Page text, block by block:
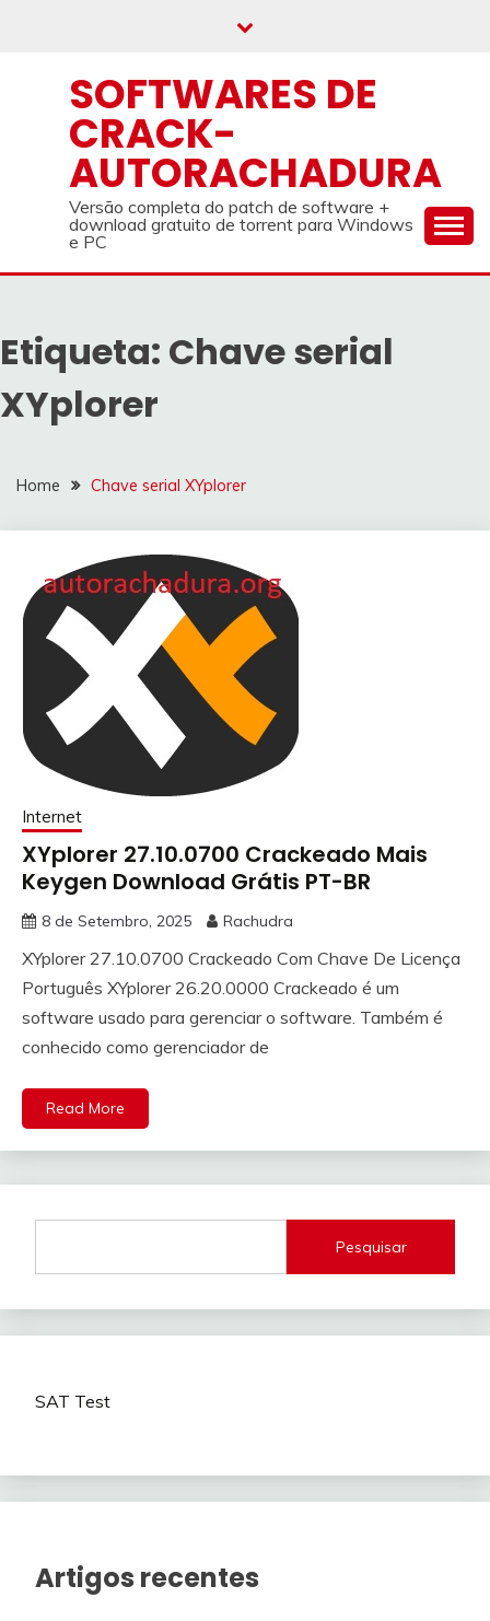
SOFTWARES DE
CRACK-
AUTORACHADURA
Versão completa do patch de software +
download gratuito de torrent para Windows
e PC
Etiqueta: Chave serial
XYplorer
Home Chave serial XYplorer
Internet
XYplorer 27.10.0700 Crackeado Mais
Keygen Download Grátis PT-BR
8 de Setembro, 2025 Rachudra
XYplorer 27.10.0700 Crackeado Com Chave De Licença
Português XYplorer 26.20.0000 Crackeado é um
software usado para gerenciar o software. Também é
conhecido como gerenciador de
Read More
Pesquisar
SAT Test
Artigos recentes